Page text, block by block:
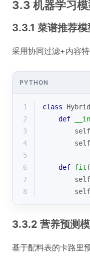
3.3 机器学习模
3.3.1 菜谱推荐模
采用协同过滤+内容特
PYTHON
1 class
2
def
3
4
5
6
def fit (
7
8
3.3.2 营养预测
基于配料表的卡路里